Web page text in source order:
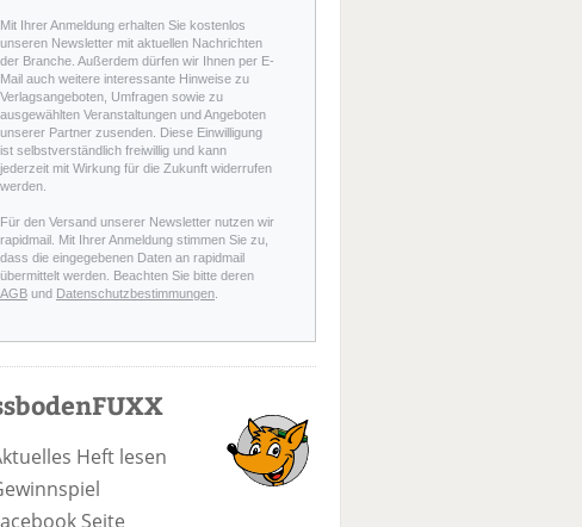
Mit Ihrer Anmeldung erhalten Sie kostenlos
unseren Newsletter mit aktuellen Nachrichten
der Branche. Außerdem dürfen wir Ihnen per E-
Mail auch weitere interessante Hinweise zu
Verlagsangeboten, Umfragen sowie zu
ausgewählten Veranstaltungen und Angeboten
unserer Partner zusenden. Diese Einwilligung
ist selbstverständlich freiwillig und kann
jederzeit mit Wirkung für die Zukunft widerrufen
werden.
Für den Versand unserer Newsletter nutzen wir
rapidmail. Mit Ihrer Anmeldung stimmen Sie zu,
dass die eingegebenen Daten an rapidmail
übermittelt werden. Beachten Sie bitte deren
AGB und Datenschutzbestimmungen.
Heft lesen
Seite